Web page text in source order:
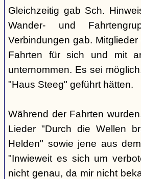
Gleichzeitig gab Sch.
Wander- und
Verbindungen gab.
Fahrten für sich und mit
unternommen. Es sei
"Haus Steeg" geführt hätten.
Während der Fahrten
Lieder "Durch die Wellen
Helden" sowie jene aus
"Inwieweit es sich um
nicht genau, da mir nicht